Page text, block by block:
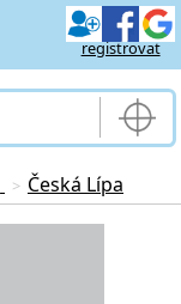
registrovat
> Česká Lípa